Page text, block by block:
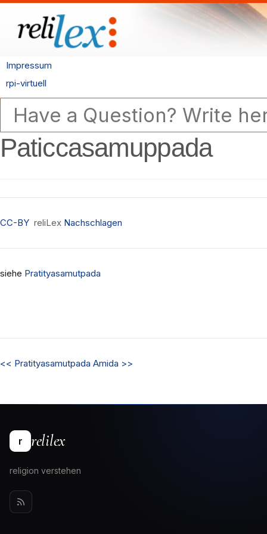
Impressum
rpi-virtuell
Paticcasamuppada
CC-BY reliLex Nachschlagen
siehe Pratityasamutpada
<< Pratityasamutpada Amida >>
r relilex
religion verstehen